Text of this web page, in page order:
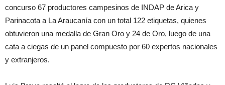
concurso 67 productores campesinos de INDAP de Arica y
Parinacota a La Araucanía con un total 122 etiquetas, quienes
obtuvieron una medalla de Gran Oro y 24 de Oro, luego de una
cata a ciegas de un panel compuesto por 60 expertos nacionales
y extranjeros.